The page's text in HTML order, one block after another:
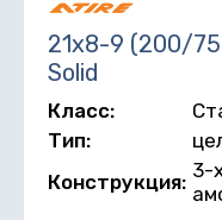
21х8-9 (200/
Solid
Класс:
Тип:
Конструкция: 3-